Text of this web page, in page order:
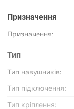
Призначення
Призначення:
Тип
Тип навушників:
Тип підключення:
Тип кріплення: